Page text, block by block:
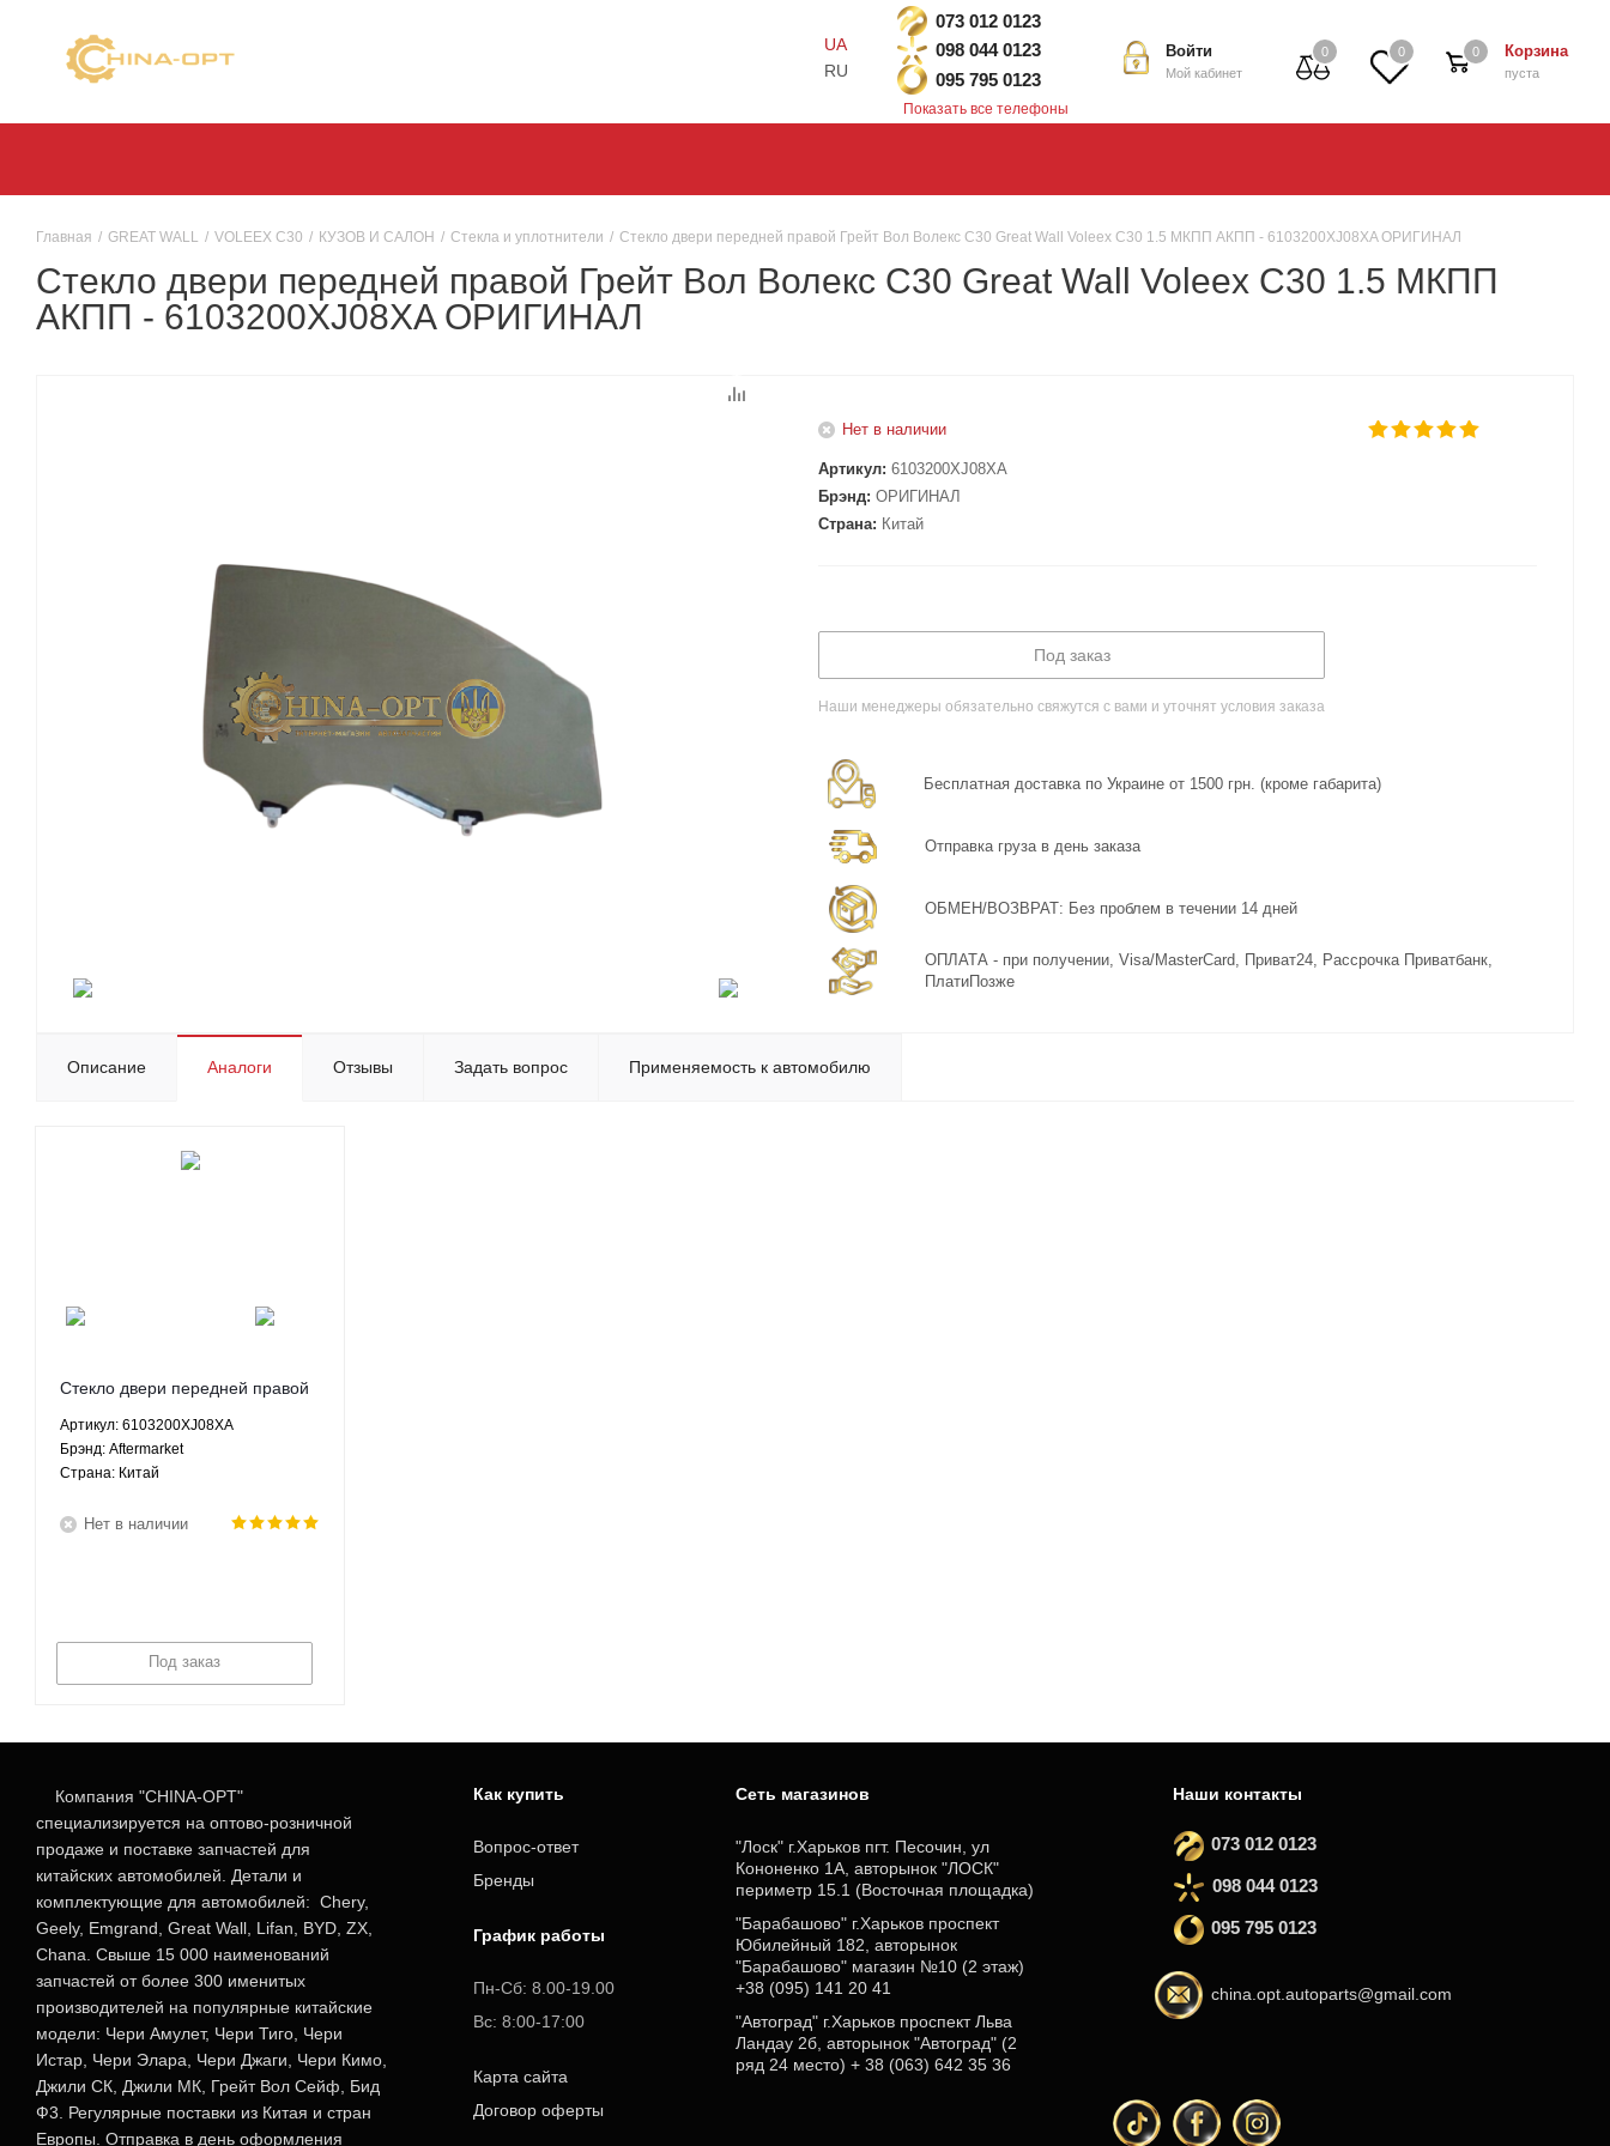
UA
RU
0 0 Корзина
пуста
0
Войти
Мой кабинет
073 012 0123
098 044 0123
095 795 0123
Показать все телефоны
Главная / GREAT WALL / VOLEEX C30 / КУЗОВ И САЛОН / Стекла и уплотнители / Стекло двери передней правой Грейт Вол Волекс С30 Great Wall Voleex C30 1.5 МКПП АКПП - 6103200XJ08XA ОРИГИНАЛ
Стекло двери передней правой Грейт Вол Волекс С30 Great Wall Voleex C30 1.5 МКПП
АКПП - 6103200XJ08XA ОРИГИНАЛ
Нет в наличии
Артикул: 6103200XJ08XA
Брэнд: ОРИГИНАЛ
Страна: Китай
Под заказ
Наши менеджеры обязательно свяжутся с вами и уточнят условия заказа
Бесплатная доставка по Украине от 1500 грн. (кроме габарита)
Отправка груза в день заказа
ОБМЕН/ВОЗВРАТ: Без проблем в течении 14 дней
ОПЛАТА - при получении, Visa/MasterCard, Приват24, Рассрочка Приватбанк,
ПлатиПозже
Описание Аналоги Отзывы Задать вопрос Применяемость к автомобилю
Стекло двери передней правой
Voleex C30 1.5 МКПП АКПП -
6103200XJ08XA Aftermarket
Артикул: 6103200XJ08XA
Брэнд: Aftermarket
Страна: Китай
Нет в наличии
Под заказ
Компания "CHINA-OPT"
специализируется на оптово-розничной
продаже и поставке запчастей для
китайских автомобилей. Детали и
комплектующие для автомобилей: Chery,
Geely, Emgrand, Great Wall, Lifan, BYD, ZX,
Chana. Свыше 15 000 наименований
запчастей от более 300 именитых
производителей на популярные китайские
модели: Чери Амулет, Чери Тиго, Чери
Истар, Чери Элара, Чери Джаги, Чери Кимо,
Джили СК, Джили МК, Грейт Вол Сейф, Бид
Ф3. Регулярные поставки из Китая и стран
Европы. Отправка в день оформления
Как купить
Вопрос-ответ
Бренды
График работы
Пн-Сб: 8.00-19.00
Вс: 8:00-17:00
Карта сайта
Договор оферты
Cеть магазинов
"Лоск" г.Харьков пгт. Песочин, ул
Кононенко 1А, авторынок "ЛОСК"
периметр 15.1 (Восточная площадка)
"Барабашово" г.Харьков проспект
Юбилейный 182, авторынок
"Барабашово" магазин №10 (2 этаж)
+38 (095) 141 20 41
"Автоград" г.Харьков проспект Льва
Ландау 2б, авторынок "Автоград" (2
ряд 24 место) + 38 (063) 642 35 36
Наши контакты
073 012 0123
098 044 0123
095 795 0123
china.opt.autoparts@gmail.com